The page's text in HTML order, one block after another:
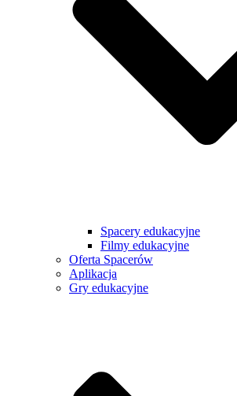
Spacery edukacyjne
Filmy edukacyjne
Oferta Spacerów
Aplikacja
Gry edukacyjne